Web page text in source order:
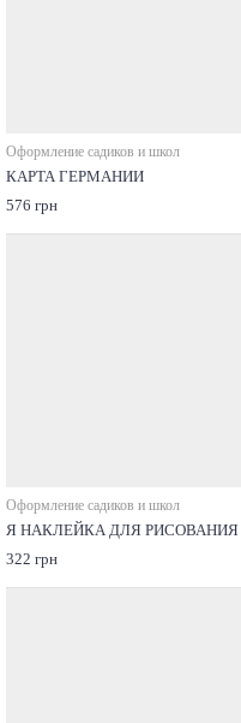
Оформление садиков и школ
КАРТА ГЕРМАНИИ
576 грн
Оформление садиков и школ
Я НАКЛЕЙКА ДЛЯ
322 грн